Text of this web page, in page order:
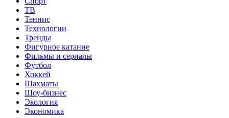
ТВ
Теннис
Технологии
Тренды
Фигурное катание
Фильмы и сериалы
Футбол
Хоккей
Шахматы
Шоу-бизнес
Экология
Экономика